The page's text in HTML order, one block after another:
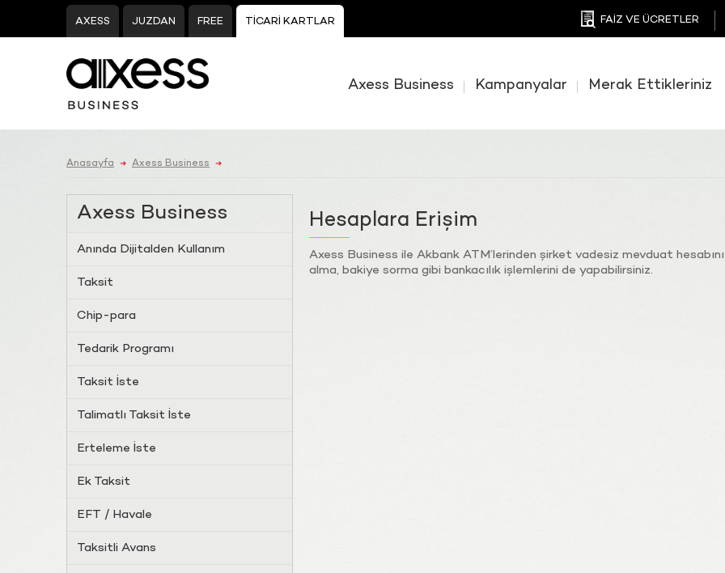
AXESS JUZDAN FREE TİCARİ KARTLAR FAİZ VE ÜCRETLER
Axess Business Kampanyalar Merak Ettikleriniz
Anasayfa ➜ Axess Business ➜
Axess Business
Anında Dijitalden Kullanım
Taksit
Chip-para
Tedarik Programı
Taksit İste
Talimatlı Taksit İste
Erteleme İste
Ek Taksit
EFT / Havale
Taksitli Avans
Hesaplara Erişim
Axess Business ile Akbank ATM’lerinden şirket vadesiz mevduat
alma, bakiye sorma gibi bankacılık işlemlerini de yapabilirsiniz.